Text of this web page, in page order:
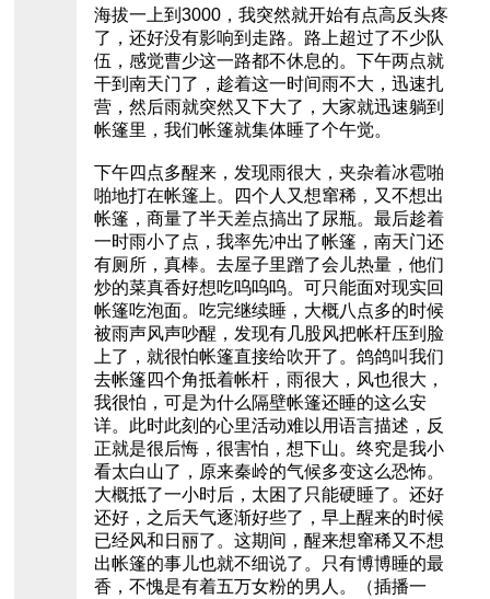
海拔一上到3000，我突然就开始有点高反头疼
了，还好没有影响到走路。路上超过了不少队
伍，感觉曹少这一路都不休息的。下午两点就
干到南天门了，趁着这一时间雨不大，迅速扎
营，然后雨就突然又下大了，大家就迅速躺到
帐篷里，我们帐篷就集体睡了个午觉。
下午四点多醒来，发现雨很大，夹杂着冰雹啪
啪地打在帐篷上。四个人又想窜稀，又不想出
帐篷，商量了半天差点搞出了尿瓶。最后趁着
一时雨小了点，我率先冲出了帐篷，南天门还
有厕所，真棒。去屋子里蹭了会儿热量，他们
炒的菜真香好想吃呜呜呜。可只能面对现实回
帐篷吃泡面。吃完继续睡，大概八点多的时候
被雨声风声吵醒，发现有几股风把帐杆压到脸
上了，就很怕帐篷直接给吹开了。鸽鸽叫我们
去帐篷四个角抵着帐杆，雨很大，风也很大，
我很怕，可是为什么隔壁帐篷还睡的这么安
详。此时此刻的心里活动难以用语言描述，反
正就是很后悔，很害怕，想下山。终究是我小
看太白山了，原来秦岭的气候多变这么恐怖。
大概抵了一小时后，太困了只能硬睡了。还好
还好，之后天气逐渐好些了，早上醒来的时候
已经风和日丽了。这期间，醒来想窜稀又不想
出帐篷的事儿也就不细说了。只有博博睡的最
香，不愧是有着五万女粉的男人。（插播一